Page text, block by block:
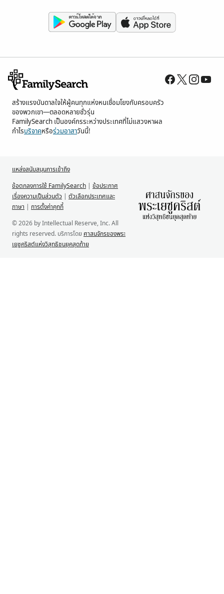
สร้างแรงบันดาลใจให้ผู้คนทุกแห่งหนเชื่อมโยงกับครอบครัว
ของพวกเขา—ตลอดหลายชั่วรุ่น
FamilySearch เป็นองค์กรระหว่างประเทศที่ไม่แสวงหาผล
กำไรบริจาคหรือร่วมอาสาวันนี้!
แหล่งสนับสนุนการเข้าถึง
ข้อตกลงการใช้ FamilySearch | ข้อประกาศ
เรื่องความเป็นส่วนตัว | ตัวเลือกประเทศและ
ภาษา | การตั้งค่าคุกกี้
© 2026 by Intellectual Reserve, Inc. All
rights reserved. บริการโดย ศาสนจักรของพระ
เยซูคริสต์แห่งวิสุทธิชนยุคสุดท้าย